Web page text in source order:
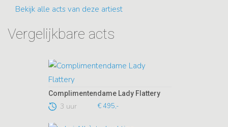
Bekijk alle acts van deze artiest
Vergelijkbare acts
Complimentendame Lady Flattery
3 uur € 495,-